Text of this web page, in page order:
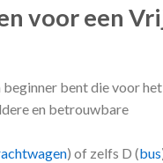
voor een
beginner bent die voor het
en betrouwbare
) of zelfs D (bus